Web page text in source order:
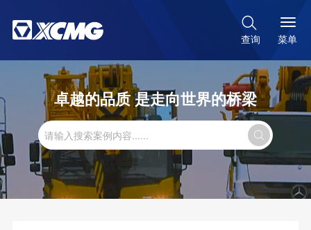

查询 菜单
卓越的品质 是走向世界的桥梁
